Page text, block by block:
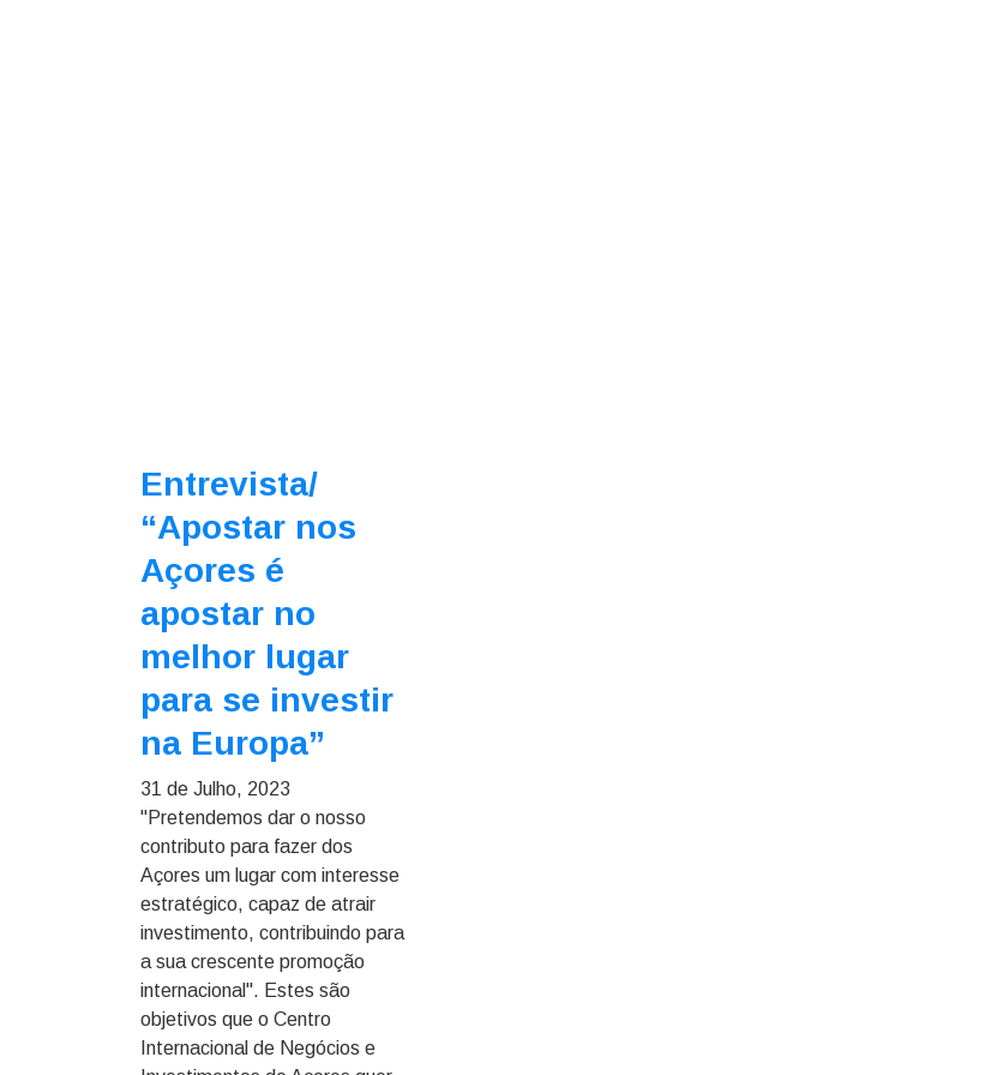
Entrevista/
“Apostar nos
Açores é
apostar no
melhor lugar
para se investir
na Europa”
31 de Julho, 2023
"Pretendemos dar o nosso
contributo para fazer dos
Açores um lugar com interesse
estratégico, capaz de atrair
investimento, contribuindo para
a sua crescente promoção
internacional". Estes são
objetivos que o Centro
Internacional de Negócios e